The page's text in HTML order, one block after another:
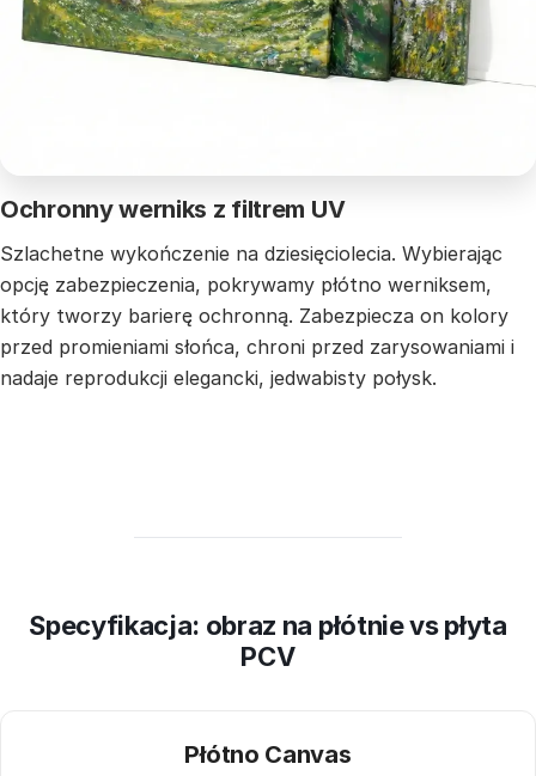
Ochronny werniks z filtrem UV
Szlachetne wykończenie na dziesięciolecia. Wybierając
opcję zabezpieczenia, pokrywamy płótno werniksem,
który tworzy barierę ochronną. Zabezpiecza on kolory
przed promieniami słońca, chroni przed zarysowaniami i
nadaje reprodukcji elegancki, jedwabisty połysk.
Specyfikacja: obraz na płótnie vs płyta
PCV
Płótno Canvas